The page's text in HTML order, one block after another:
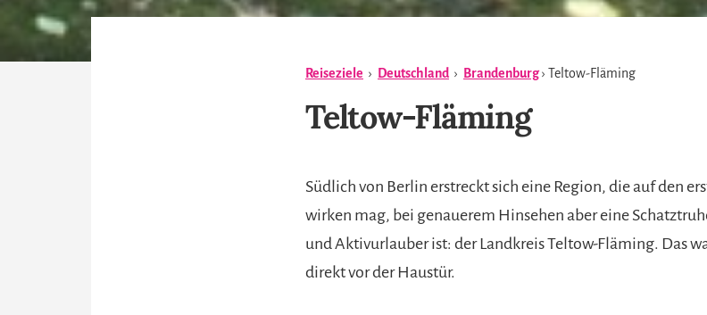
Reiseziele › Deutschland › Brandenburg› Teltow-Fläming
Teltow-Fläming
Südlich von Berlin erstreckt sich eine Region, die auf den
wirken mag, bei genauerem Hinsehen aber eine
und Aktivurlauber ist: der Landkreis Teltow-Fläming. Das
direkt vor der Haustür.